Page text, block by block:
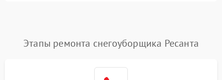
Этапы ремонта снегоуборщика Ресанта